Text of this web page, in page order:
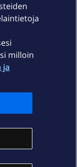
milloin
ja